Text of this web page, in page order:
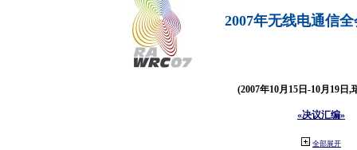
2007年无线电通信
(2007年10月15日-10月19日,
«决议汇编»
全部展开